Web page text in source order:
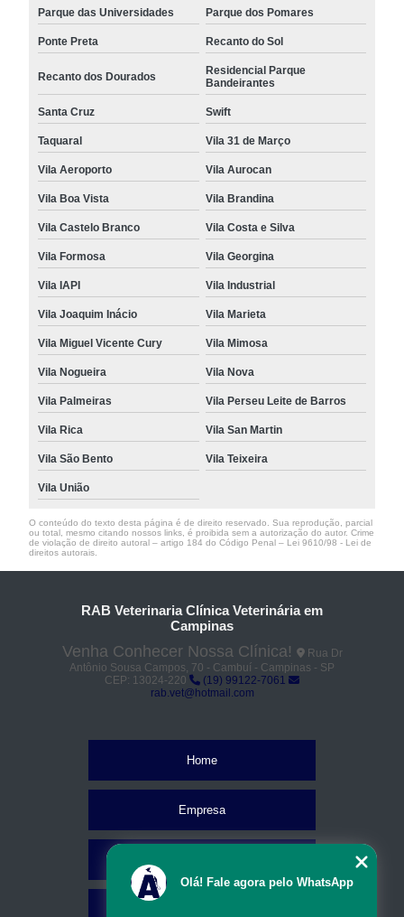
Parque das Universidades Parque dos Pomares
Ponte Preta Recanto do Sol
Recanto dos Dourados
Residencial Parque
Bandeirantes
Santa Cruz Swift
Taquaral Vila 31 de Março
Vila Aeroporto Vila Aurocan
Vila Boa Vista Vila Brandina
Vila Castelo Branco Vila Costa e Silva
Vila Formosa Vila Georgina
Vila IAPI Vila Industrial
Vila Joaquim Inácio Vila Marieta
Vila Miguel Vicente Cury Vila Mimosa
Vila Nogueira Vila Nova
Vila Palmeiras Vila Perseu Leite de Barros
Vila Rica Vila San Martin
Vila São Bento Vila Teixeira
Vila União
O conteúdo do texto desta página é de direito reservado. Sua reprodução, parcial
ou total, mesmo citando nossos links, é proibida sem a autorização do autor. Crime
de violação de direito autoral – artigo 184 do Código Penal – Lei 9610/98 - Lei de
direitos autorais
RAB Veterinaria Clínica Veterinária em
Campinas
Venha Conhecer Nossa Clínica!
Rua Dr
Antônio Sousa Campos, 70 - Cambuí - Campinas - SP
CEP: 13024-220
(19) 99122-7061
rab.vet@hotmail.com
Home
Empresa
Olá! Fale agora pelo WhatsApp